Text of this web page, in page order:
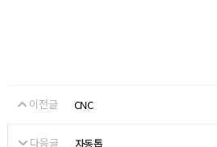
이전글 CNC
다음글